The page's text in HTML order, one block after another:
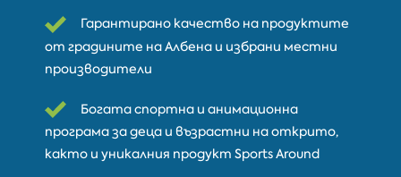
Гарантирано качество на продуктите
от градините на Албена и избрани местни
производители
Богата спортна и анимационна
програма за деца и възрастни на открито,
както и уникалния продукт Sports Around